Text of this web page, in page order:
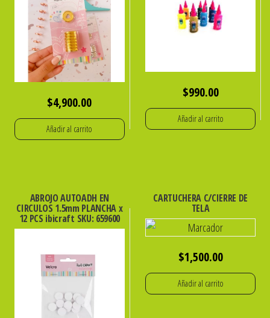
(210
297
Mm.)
De
GLOBAL
cantidad
$4,900.00
Añadir al carrito
$990.00
Añadir al carrito
ABROJO AUTOADH EN
CIRCULOS 1.5mm PLANCHA x
12 PCS ibicraft SKU: 659600
CARTUCHERA C/CIERRE DE
TELA
$1,500.00
Añadir al carrito